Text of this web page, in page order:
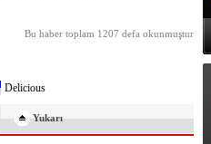
Bu haber toplam 1207 defa okunmuştur
Delicious
Yukarı